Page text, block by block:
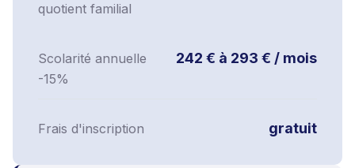
quotient familial
Scolarité annuelle
-15%
242 € à 293 € / mois
Frais d'inscription gratuit